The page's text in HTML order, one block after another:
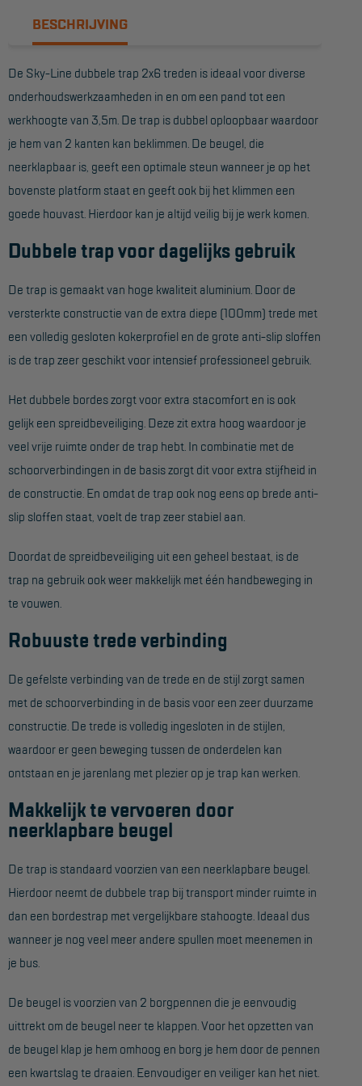
Reddingsmiddelen
ACTIES
Schilderstellingen
Gevelsteigers
Steiger overkapping
Hangbruginstallaties
Schilderwerkzaamheden
Gevelrenovatie
Industrieel onderhoud
Hoogwerkers
Telescoop hoogwerkers
Knikarmhoogwerkers
Spinhoogwerkers
Schaarhoogwerkers
Masthoogwerkers
Autohoogwerkers
Laagbouw
Hoogbouw
Industrie
Projectvoorbeelden
KEURING
Keuring en Inspectie
Steigers
Reparatie en onderhoud
BESCHRIJVING
De Sky-Line dubbele trap 2x6 treden is ideaal voor diverse
onderhoudswerkzaamheden in en om een pand tot een
werkhoogte van 3,5m. De trap is dubbel oploopbaar waardoor
je hem van 2 kanten kan beklimmen. De beugel, die
neerklapbaar is, geeft een optimale steun wanneer je op het
bovenste platform staat en geeft ook bij het klimmen een
goede houvast. Hierdoor kan je altijd veilig bij je werk komen.
Dubbele trap voor dagelijks gebruik
De trap is gemaakt van hoge kwaliteit aluminium. Door de
versterkte constructie van de extra diepe (100mm) trede met
een volledig gesloten kokerprofiel en de grote anti-slip sloffen
is de trap zeer geschikt voor intensief professioneel gebruik.
Het dubbele bordes zorgt voor extra stacomfort en is ook
gelijk een spreidbeveiliging. Deze zit extra hoog waardoor je
veel vrije ruimte onder de trap hebt. In combinatie met de
schoorverbindingen in de basis zorgt dit voor extra stijfheid in
de constructie. En omdat de trap ook nog eens op brede anti-
slip sloffen staat, voelt de trap zeer stabiel aan.
Doordat de spreidbeveiliging uit een geheel bestaat, is de
trap na gebruik ook weer makkelijk met één handbeweging in
te vouwen.
Robuuste trede verbinding
De gefelste verbinding van de trede en de stijl zorgt samen
met de schoorverbinding in de basis voor een zeer duurzame
constructie. De trede is volledig ingesloten in de stijlen,
waardoor er geen beweging tussen de onderdelen kan
ontstaan en je jarenlang met plezier op je trap kan werken.
Makkelijk te vervoeren door
neerklapbare beugel
De trap is standaard voorzien van een neerklapbare beugel.
Hierdoor neemt de dubbele trap bij transport minder ruimte in
dan een bordestrap met vergelijkbare stahoogte. Ideaal dus
wanneer je nog veel meer andere spullen moet meenemen in
je bus.
De beugel is voorzien van 2 borgpennen die je eenvoudig
uittrekt om de beugel neer te klappen. Voor het opzetten van
de beugel klap je hem omhoog en borg je hem door de pennen
een kwartslag te draaien. Eenvoudiger en veiliger kan het niet.